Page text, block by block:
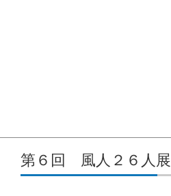
第６回 風人２６人展